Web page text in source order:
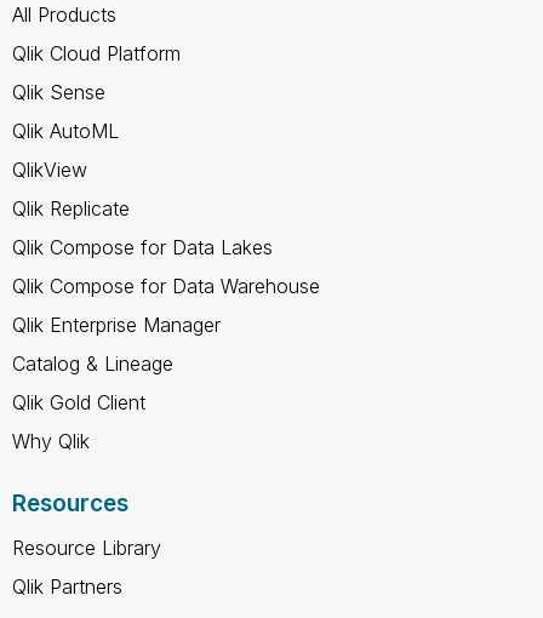
All Products
Qlik Cloud Platform
Qlik Sense
Qlik AutoML
QlikView
Qlik Replicate
Qlik Compose for Data Lakes
Qlik Compose for Data Warehouse
Qlik Enterprise Manager
Catalog & Lineage
Qlik Gold Client
Why Qlik
Resources
Resource Library
Qlik Partners